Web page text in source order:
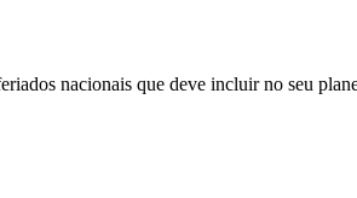
nacionais que deve incluir no seu